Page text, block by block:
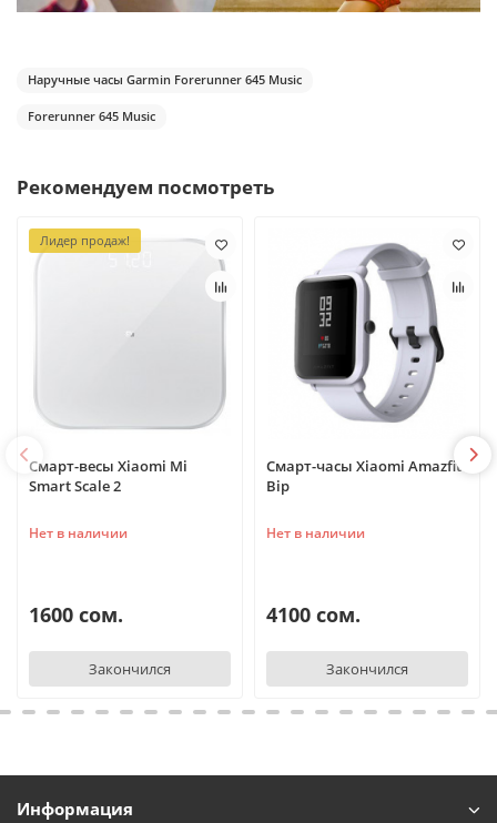
Наручные часы Garmin Forerunner 645 Music
Forerunner 645 Music
Рекомендуем посмотреть
Лидер продаж!
Смарт-весы Xiaomi Mi
Smart Scale 2
Нет в наличии
1600 сом.
Закончился
Смарт-часы Xiaomi Amazfit
Bip
Нет в наличии
4100 сом.
Закончился
Информация